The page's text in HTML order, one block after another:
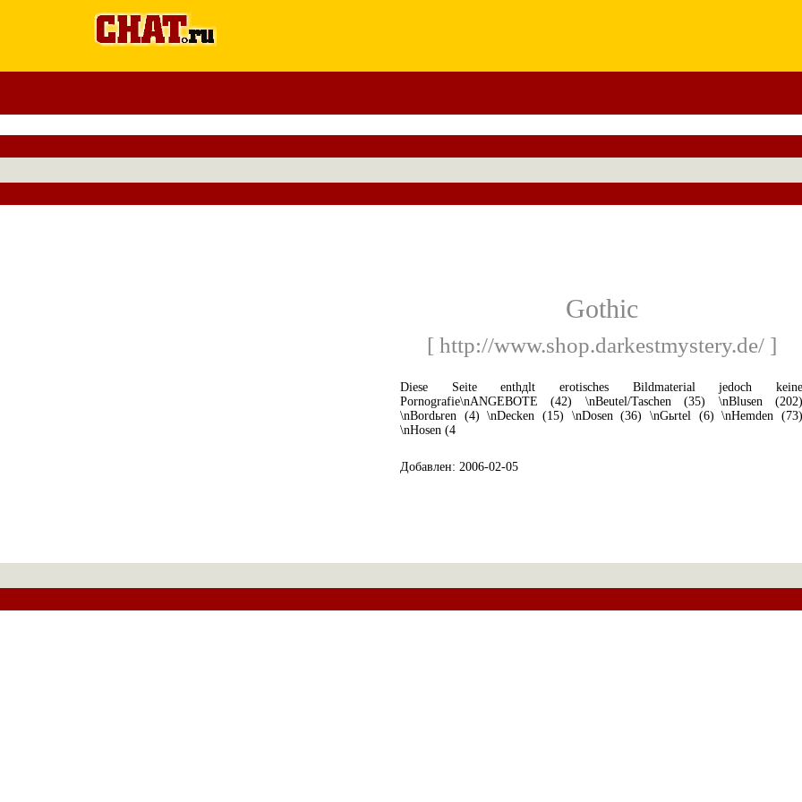
Gothic
[ http://www.shop.darkestmystery.de/ ]
Diese Seite enthдlt erotisches Bildmaterial jedoch keine
Pornografie\nANGEBOTE (42) \nBeutel/Taschen (35) \nBlusen (202)
\nBordьren (4) \nDecken (15) \nDosen (36) \nGьrtel (6) \nHemden (73)
\nHosen (4
Добавлен: 2006-02-05